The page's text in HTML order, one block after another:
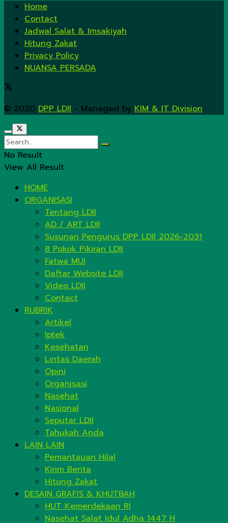
Home
Contact
Jadwal Salat & Imsakiyah
Hitung Zakat
Privacy Policy
NUANSA PERSADA
© 2020 DPP LDII - Managed by KIM & IT Division.
No Result
View All Result
HOME
ORGANISASI
Tentang LDII
AD / ART LDII
Susunan Pengurus DPP LDII 2026-2031
8 Pokok Pikiran LDII
Fatwa MUI
Daftar Website LDII
Video LDII
Contact
RUBRIK
Artikel
Iptek
Kesehatan
Lintas Daerah
Opini
Organisasi
Nasehat
Nasional
Seputar LDII
Tahukah Anda
LAIN LAIN
Pemantauan Hilal
Kirim Berita
Hitung Zakat
DESAIN GRAFIS & KHUTBAH
HUT Kemerdekaan RI
Nasehat Salat Idul Adha 1447 H